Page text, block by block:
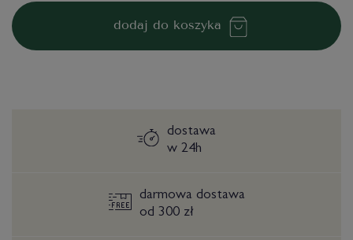
dodaj do koszyka
dostawa
w 24h
darmowa dostawa
od 300 zł